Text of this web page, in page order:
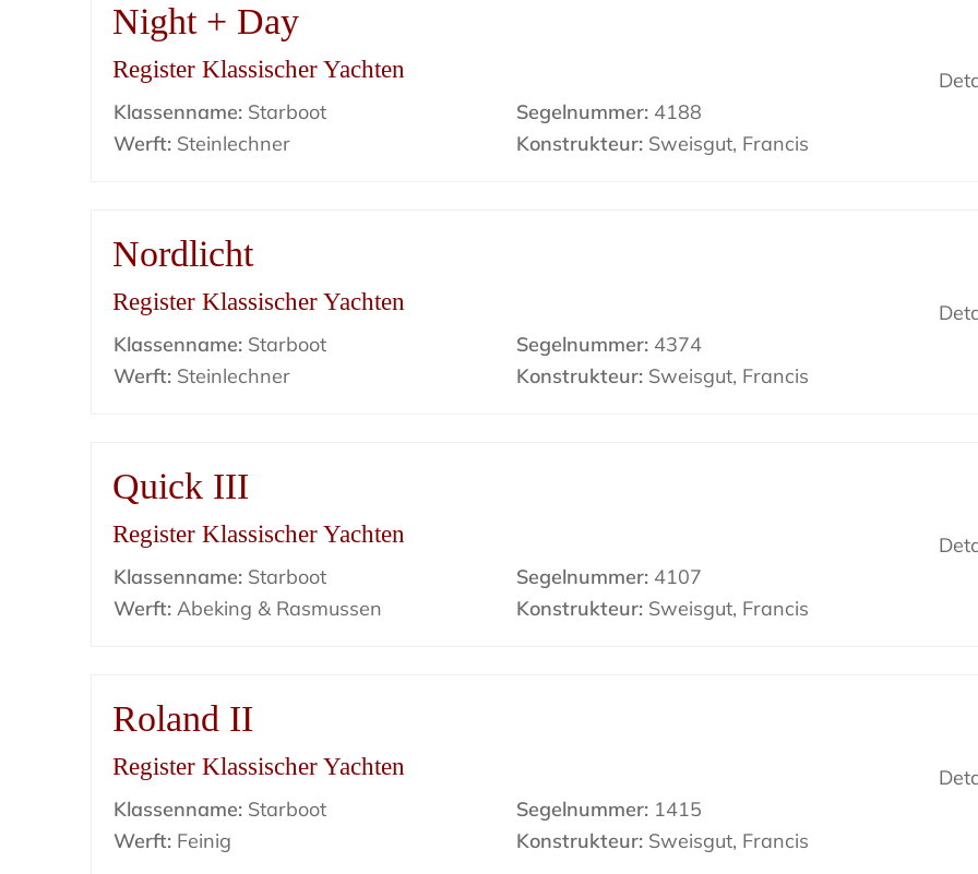
Night + Day
Register Klassischer Yachten
Klassenname: Starboot Segelnummer:4188
Werft: Steinlechner Konstrukteur:Sweisgut, Francis
Nordlicht
Register Klassischer Yachten
Klassenname: Starboot Segelnummer:4374
Werft: Steinlechner Konstrukteur:Sweisgut, Francis
Quick III
Register Klassischer Yachten
Klassenname: Starboot Segelnummer:4107
Werft: Abeking & Rasmussen Konstrukteur:Sweisgut, Francis
Roland II
Register Klassischer Yachten
Klassenname: Starboot Segelnummer:1415
Werft: Feinig Konstrukteur:Sweisgut, Francis